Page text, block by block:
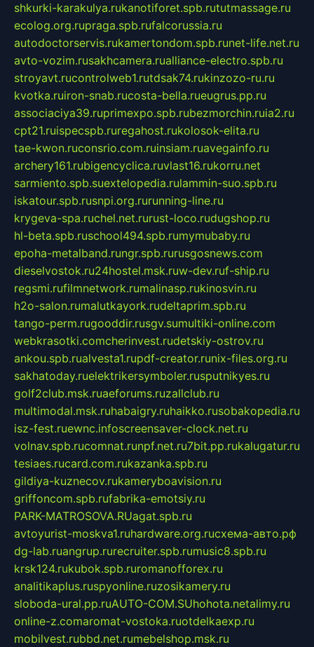
shkurki-karakulya.rukanotiforet.spb.rututmassage.ru
ecolog.org.rupraga.spb.rufalcorussia.ru
autodoctorservis.rukamertondom.spb.runet-life.net.ru
avto-vozim.rusakhcamera.rualliance-electro.spb.ru
stroyavt.rucontrolweb1.rutdsak74.rukinzozo-ru.ru
kvotka.ruiron-snab.rucosta-bella.rueugrus.pp.ru
associaciya39.ruprimexpo.spb.rubezmorchin.ruia2.ru
cpt21.ruispecspb.ruregahost.rukolosok-elita.ru
tae-kwon.ruconsrio.com.ruinsiam.ruavegainfo.ru
archery161.rubigencyclica.ruvlast16.rukorru.net
sarmiento.spb.suextelopedia.rulammin-suo.spb.ru
iskatour.spb.rusnpi.org.rurunning-line.ru
krygeva-spa.ruchel.net.rurust-loco.rudugshop.ru
hl-beta.spb.ruschool494.spb.rumymubaby.ru
epoha-metalband.rungr.spb.rurusgosnews.com
dieselvostok.ru24hostel.msk.ruw-dev.ruf-ship.ru
regsmi.rufilmnetwork.rumalinasp.rukinosvin.ru
h2o-salon.rumalutkayork.rudeltaprim.spb.ru
tango-perm.rugooddir.rusgv.sumultiki-online.com
webkrasotki.comcherinvest.rudetskiy-ostrov.ru
ankou.spb.rualvesta1.rupdf-creator.runix-files.org.ru
sakhatoday.ruelektrikersymboler.rusputnikyes.ru
golf2club.msk.ruaeforums.ruzallclub.ru
multimodal.msk.ruhabaigry.ruhaikko.rusobakopedia.ru
isz-fest.ruewnc.infoscreensaver-clock.net.ru
volnav.spb.rucomnat.runpf.net.ru7bit.pp.rukalugatur.ru
tesiaes.rucard.com.rukazanka.spb.ru
gildiya-kuznecov.rukameryboavision.ru
griffoncom.spb.rufabrika-emotsiy.ru
PARK-MATROSOVA.RUagat.spb.ru
avtoyurist-moskva1.ruhardware.org.ruсхема-авто.рф
dg-lab.ruangrup.rurecruiter.spb.rumusic8.spb.ru
krsk124.rukubok.spb.ruromanofforex.ru
analitikaplus.ruspyonline.ruzosikamery.ru
sloboda-ural.pp.ruAUTO-COM.SUhohota.netalimy.ru
online-z.comaromat-vostoka.ruotdelkaexp.ru
mobilvest.rubbd.net.rumebelshop.msk.ru